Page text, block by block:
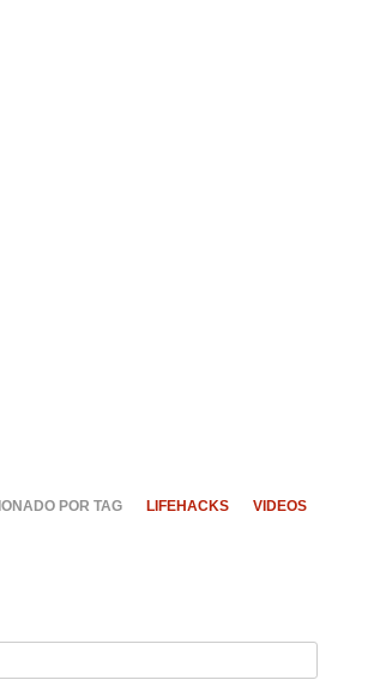
POR TAG LIFEHACKS VIDEOS